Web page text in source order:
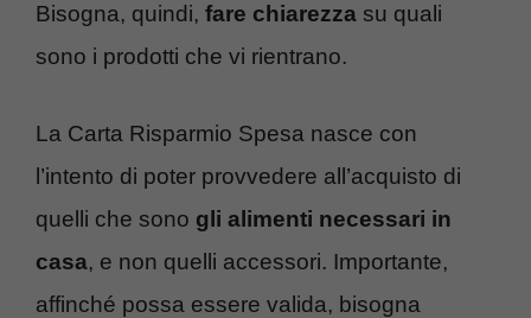
Bisogna, quindi, fare chiarezza su quali
sono i prodotti che vi rientrano.
La Carta Risparmio Spesa nasce con
l’intento di poter provvedere all’acquisto di
quelli che sono gli alimenti necessari in
casa, e non quelli accessori. Importante,
affinché possa essere valida, bisogna